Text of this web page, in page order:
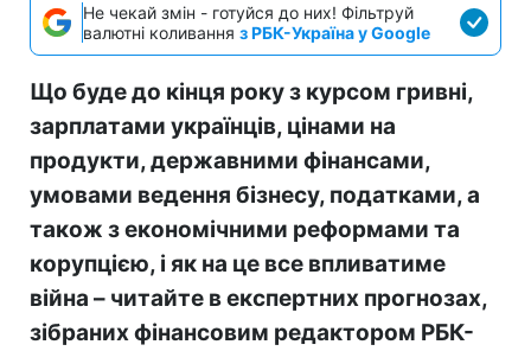
Не чекай змін - готуйся до них! Фільтруй
валютні коливання з РБК-Україна у Google
Що буде до кінця року з курсом гривні,
зарплатами українців, цінами на
продукти, державними фінансами,
умовами ведення бізнесу, податками, а
також з економічними реформами та
корупцією, і як на це все впливатиме
війна – читайте в експертних прогнозах,
зібраних фінансовим редактором РБК-